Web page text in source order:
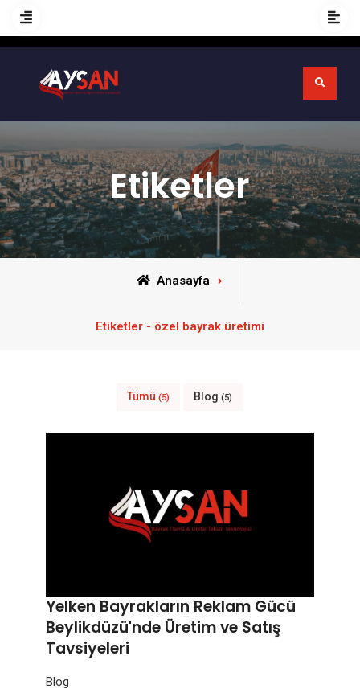
Etiketler
Anasayfa
Etiketler - özel bayrak üretimi
Tümü(5) Blog(5)
Yelken Bayrakların Reklam Gücü
Beylikdüzü'nde Üretim ve Satış
Tavsiyeleri
Blog